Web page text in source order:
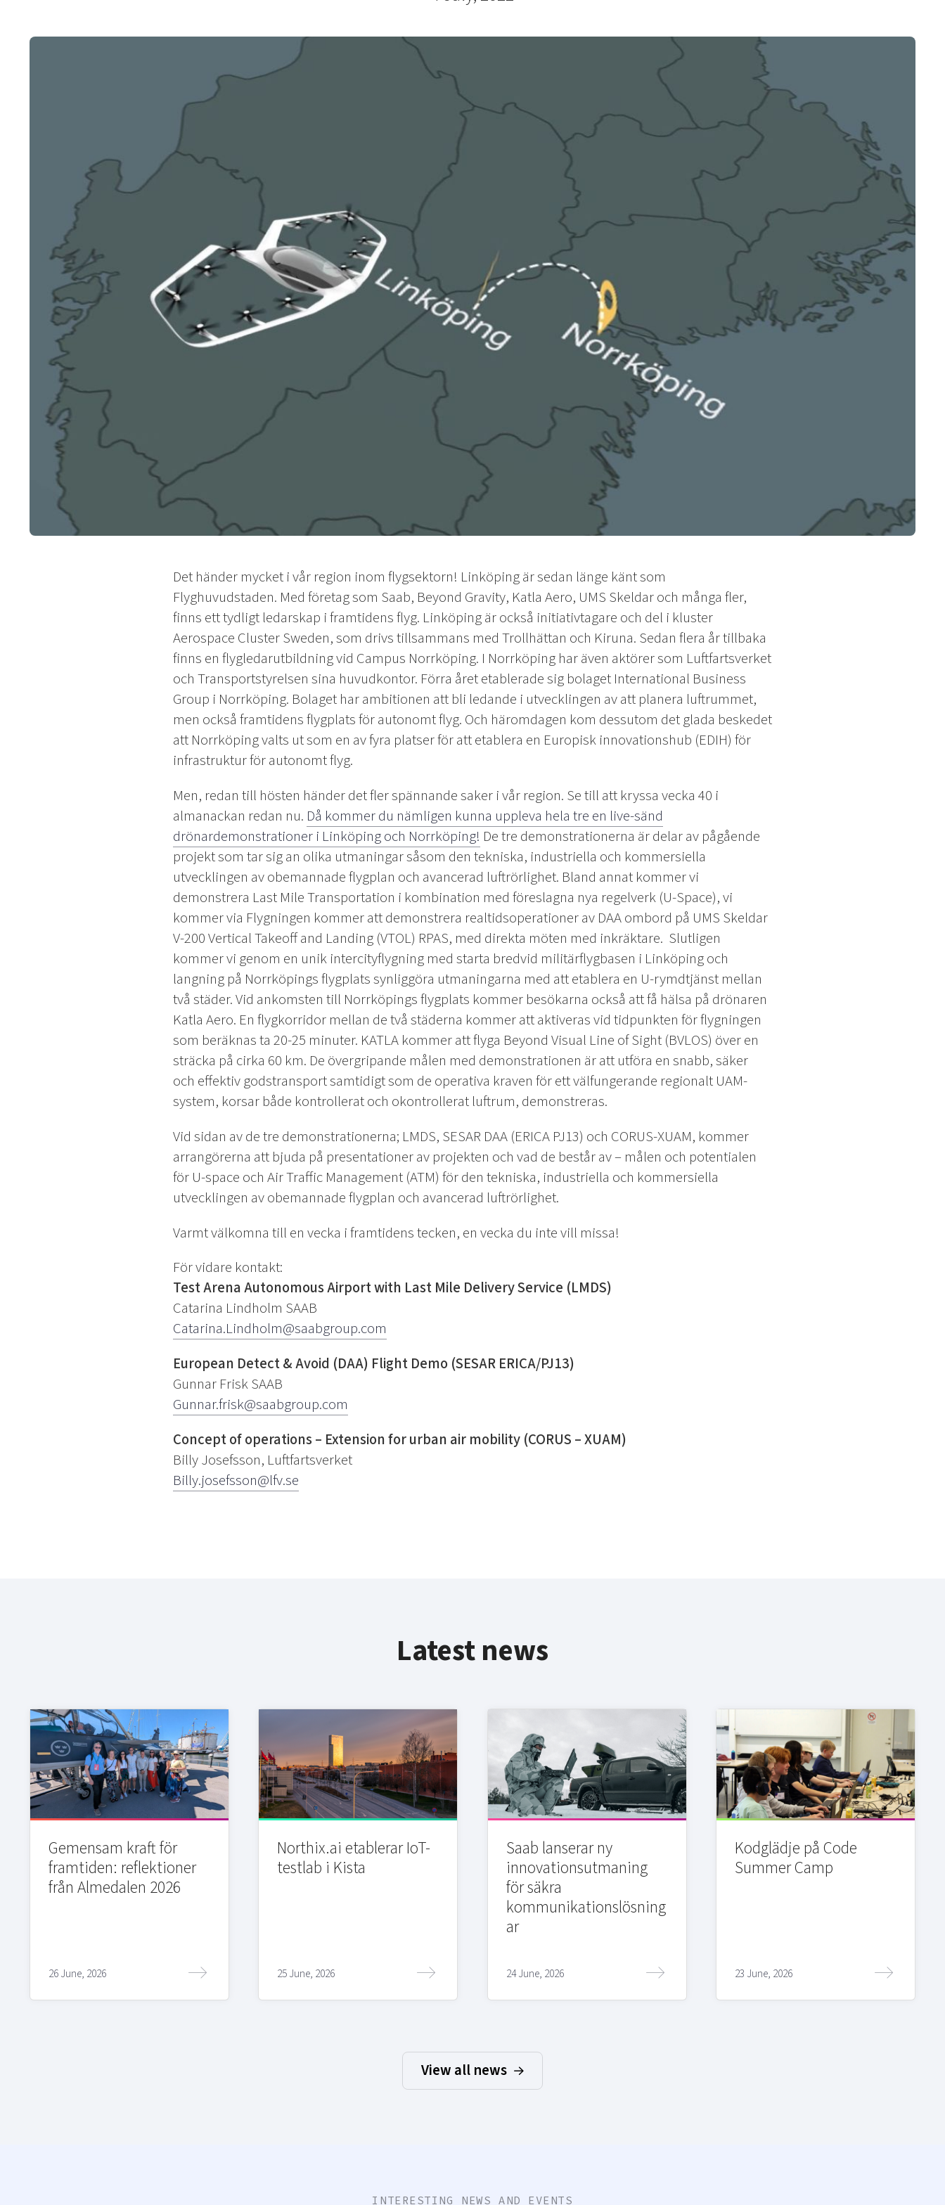
Det händer mycket i vår region inom flygsektorn! Linköping är sedan länge känt som
Flyghuvudstaden. Med företag som Saab, Beyond Gravity, Katla Aero, UMS Skeldar och många fler,
finns ett tydligt ledarskap i framtidens flyg. Linköping är också initiativtagare och del i kluster
Aerospace Cluster Sweden, som drivs tillsammans med Trollhättan och Kiruna. Sedan flera år tillbaka
finns en flygledarutbildning vid Campus Norrköping. I Norrköping har även aktörer som Luftfartsverket
och Transportstyrelsen sina huvudkontor. Förra året etablerade sig bolaget International Business
Group i Norrköping. Bolaget har ambitionen att bli ledande i utvecklingen av att planera luftrummet,
men också framtidens flygplats för autonomt flyg. Och häromdagen kom dessutom det glada beskedet
att Norrköping valts ut som en av fyra platser för att etablera en Europisk innovationshub (EDIH) för
infrastruktur för autonomt flyg.
Men, redan till hösten händer det fler spännande saker i vår region. Se till att kryssa vecka 40 i
almanackan redan nu. Då kommer du nämligen kunna uppleva hela tre en live-sänd
drönardemonstrationer i Linköping och Norrköping! De tre demonstrationerna är delar av pågående
projekt som tar sig an olika utmaningar såsom den tekniska, industriella och kommersiella
utvecklingen av obemannade flygplan och avancerad luftrörlighet. Bland annat kommer vi
demonstrera Last Mile Transportation i kombination med föreslagna nya regelverk (U-Space), vi
kommer via Flygningen kommer att demonstrera realtidsoperationer av DAA ombord på UMS Skeldar
V-200 Vertical Takeoff and Landing (VTOL) RPAS, med direkta möten med inkräktare. Slutligen
kommer vi genom en unik intercityflygning med starta bredvid militärflygbasen i Linköping och
langning på Norrköpings flygplats synliggöra utmaningarna med att etablera en U-rymdtjänst mellan
två städer. Vid ankomsten till Norrköpings flygplats kommer besökarna också att få hälsa på drönaren
Katla Aero. En flygkorridor mellan de två städerna kommer att aktiveras vid tidpunkten för flygningen
som beräknas ta 20-25 minuter. KATLA kommer att flyga Beyond Visual Line of Sight (BVLOS) över en
sträcka på cirka 60 km. De övergripande målen med demonstrationen är att utföra en snabb, säker
och effektiv godstransport samtidigt som de operativa kraven för ett välfungerande regionalt UAM-
system, korsar både kontrollerat och okontrollerat luftrum, demonstreras.
Vid sidan av de tre demonstrationerna; LMDS, SESAR DAA (ERICA PJ13) och CORUS-XUAM, kommer
arrangörerna att bjuda på presentationer av projekten och vad de består av – målen och potentialen
för U-space och Air Traffic Management (ATM) för den tekniska, industriella och kommersiella
utvecklingen av obemannade flygplan och avancerad luftrörlighet.
Varmt välkomna till en vecka i framtidens tecken, en vecka du inte vill missa!
För vidare kontakt:
Test Arena Autonomous Airport with Last Mile Delivery Service (LMDS)
Catarina Lindholm SAAB
Catarina.Lindholm@saabgroup.com
European Detect & Avoid (DAA) Flight Demo (SESAR ERICA/PJ13)
Gunnar Frisk SAAB
Gunnar.frisk@saabgroup.com
Concept of operations – Extension for urban air mobility (CORUS – XUAM)
Billy Josefsson, Luftfartsverket
Billy.josefsson@lfv.se
Latest news
Gemensam kraft för
framtiden: reflektioner
från Almedalen 2026
26 June, 2026
Northix.ai etablerar IoT-
testlab i Kista
25 June, 2026
Saab lanserar ny
innovationsutmaning
för säkra
kommunikationslösning
ar
24 June, 2026
Kodglädje på Code
Summer Camp
23 June, 2026
View all news
INTERESTING NEWS AND EVENTS